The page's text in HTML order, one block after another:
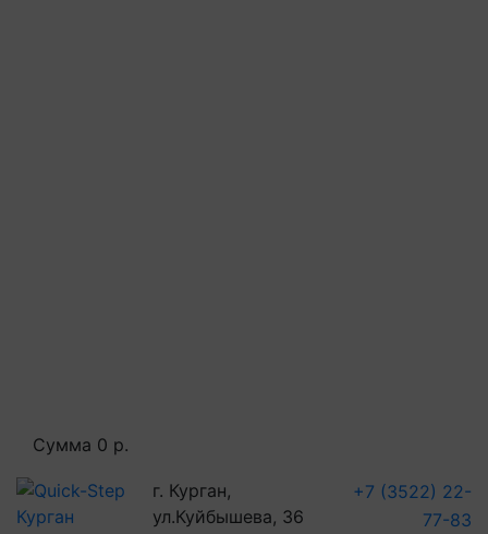
Сумма 0 р.
г. Курган,
ул.Куйбышева, 36
+7 (3522) 22-
77-83